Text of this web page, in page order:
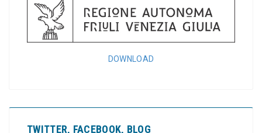
DOWNLOAD
TWITTER, FACEBOOK, BLOG